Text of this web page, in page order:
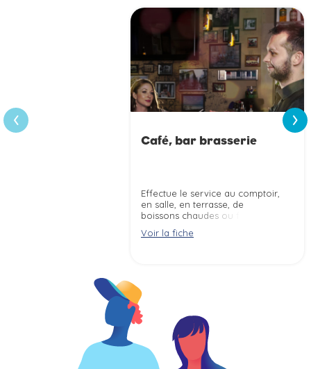
Café, bar brasserie
Effectue le service au comptoir,
en salle, en terrasse, de
boissons chaudes ou froides
consommation d''alcools.
sur les Etablissements Recevant
Voir la fiche
‹
›